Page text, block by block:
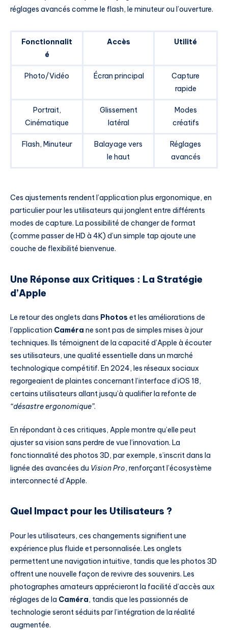
réglages avancés comme le flash, le minuteur ou l’ouverture.
Fonctionnalit
é
Accès Utilité
Photo/Vidéo Écran principal
Capture
rapide
Portrait,
Cinématique
Glissement
latéral
Modes
créatifs
Flash, Minuteur
Balayage vers
le haut
Réglages
avancés
Ces ajustements rendent l’application plus ergonomique, en
particulier pour les utilisateurs qui jonglent entre différents
modes de capture. La possibilité de changer de format
(comme passer de HD à 4K) d’un simple tap ajoute une
couche de flexibilité bienvenue.
Une Réponse aux Critiques : La Stratégie
d’Apple
Le retour des onglets dans Photos et les améliorations de
l’application Caméra ne sont pas de simples mises à jour
techniques. Ils témoignent de la capacité d’Apple à écouter
ses utilisateurs, une qualité essentielle dans un marché
technologique compétitif. En 2024, les réseaux sociaux
regorgeaient de plaintes concernant l’interface d’iOS 18,
certains utilisateurs allant jusqu’à qualifier la refonte de
“désastre ergonomique”.
En répondant à ces critiques, Apple montre qu’elle peut
ajuster sa vision sans perdre de vue l’innovation. La
fonctionnalité des photos 3D, par exemple, s’inscrit dans la
lignée des avancées du Vision Pro, renforçant l’écosystème
interconnecté d’Apple.
Quel Impact pour les Utilisateurs ?
Pour les utilisateurs, ces changements signifient une
expérience plus fluide et personnalisée. Les onglets
permettent une navigation intuitive, tandis que les photos 3D
offrent une nouvelle façon de revivre des souvenirs. Les
photographes amateurs apprécieront la facilité d’accès aux
réglages de la Caméra, tandis que les passionnés de
technologie seront séduits par l’intégration de la réalité
augmentée.